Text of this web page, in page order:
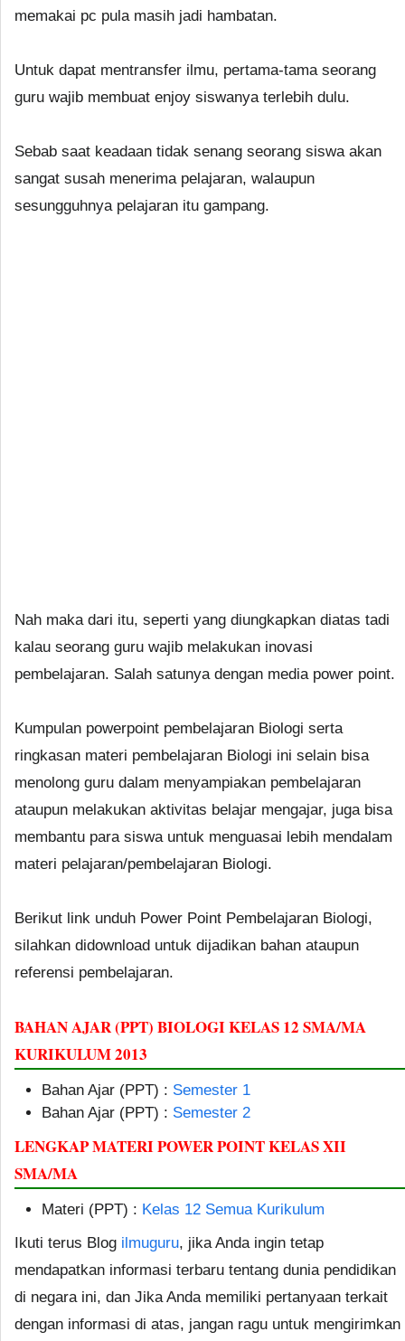
memakai pc pula masih jadi hambatan.
Untuk dapat mentransfer ilmu, pertama-tama seorang
guru wajib membuat enjoy siswanya terlebih dulu.
Sebab saat keadaan tidak senang seorang siswa akan
sangat susah menerima pelajaran, walaupun
sesungguhnya pelajaran itu gampang.
Nah maka dari itu, seperti yang diungkapkan diatas tadi
kalau seorang guru wajib melakukan inovasi
pembelajaran. Salah satunya dengan media power point.
Kumpulan powerpoint pembelajaran Biologi serta
ringkasan materi pembelajaran Biologi ini selain bisa
menolong guru dalam menyampiakan pembelajaran
ataupun melakukan aktivitas belajar mengajar, juga bisa
membantu para siswa untuk menguasai lebih mendalam
materi pelajaran/pembelajaran Biologi.
Berikut link unduh Power Point Pembelajaran Biologi,
silahkan didownload untuk dijadikan bahan ataupun
referensi pembelajaran.
BAHAN AJAR (PPT) BIOLOGI KELAS 12 SMA/MA
KURIKULUM 2013
Bahan Ajar (PPT) : Semester 1
Bahan Ajar (PPT) : Semester 2
LENGKAP MATERI POWER POINT KELAS XII
SMA/MA
Materi (PPT) : Kelas 12 Semua Kurikulum
Ikuti terus Blog ilmuguru, jika Anda ingin tetap
mendapatkan informasi terbaru tentang dunia pendidikan
di negara ini, dan Jika Anda memiliki pertanyaan terkait
dengan informasi di atas, jangan ragu untuk mengirimkan